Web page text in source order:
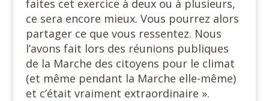
faites cet exercice à deux ou à plusieurs,
ce sera encore mieux. Vous pourrez alors
partager ce que vous ressentez. Nous
l’avons fait lors des réunions publiques
de la Marche des citoyens pour le climat
(et même pendant la Marche elle-même)
et c’était vraiment extraordinaire ».